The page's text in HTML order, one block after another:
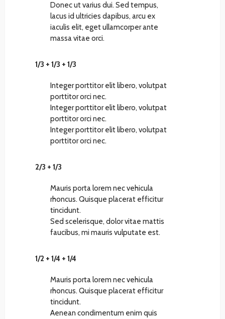
Donec ut varius dui. Sed tempus,
lacus id ultricies dapibus, arcu ex
iaculis elit, eget ullamcorper ante
massa vitae orci.
1/3 + 1/3 + 1/3
Integer porttitor elit libero, volutpat
porttitor orci nec.
Integer porttitor elit libero, volutpat
porttitor orci nec.
Integer porttitor elit libero, volutpat
porttitor orci nec.
2/3 + 1/3
Mauris porta lorem nec vehicula
rhoncus. Quisque placerat efficitur
tincidunt.
Sed scelerisque, dolor vitae mattis
faucibus, mi mauris vulputate est.
1/2 + 1/4 + 1/4
Mauris porta lorem nec vehicula
rhoncus. Quisque placerat efficitur
tincidunt.
Aenean condimentum enim quis